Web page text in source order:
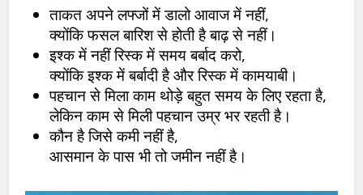
ताकत अपने लफ्जों में डालो आवाज में नहीं,
क्योंकि फसल बारिश से होती है बाढ़ से नहीं।
इश्क में नहीं रिस्क में समय बर्बाद करो,
क्योंकि इश्क में बर्बादी है और रिस्क में कामयाबी।
पहचान से मिला काम थोड़े बहुत समय के लिए रहता है,
लेकिन काम से मिली पहचान उम्र भर रहती है।
कौन है जिसे कमी नहीं है,
आसमान के पास भी तो जमीन नहीं है।